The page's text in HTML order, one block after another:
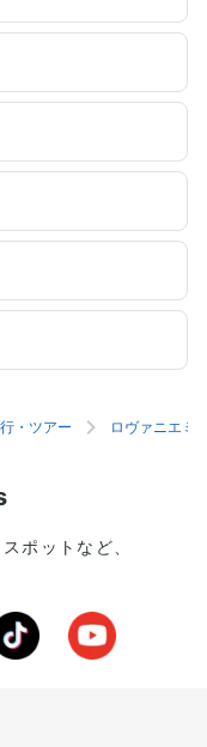
・ツアー ロヴァニエミ
ポットなど、